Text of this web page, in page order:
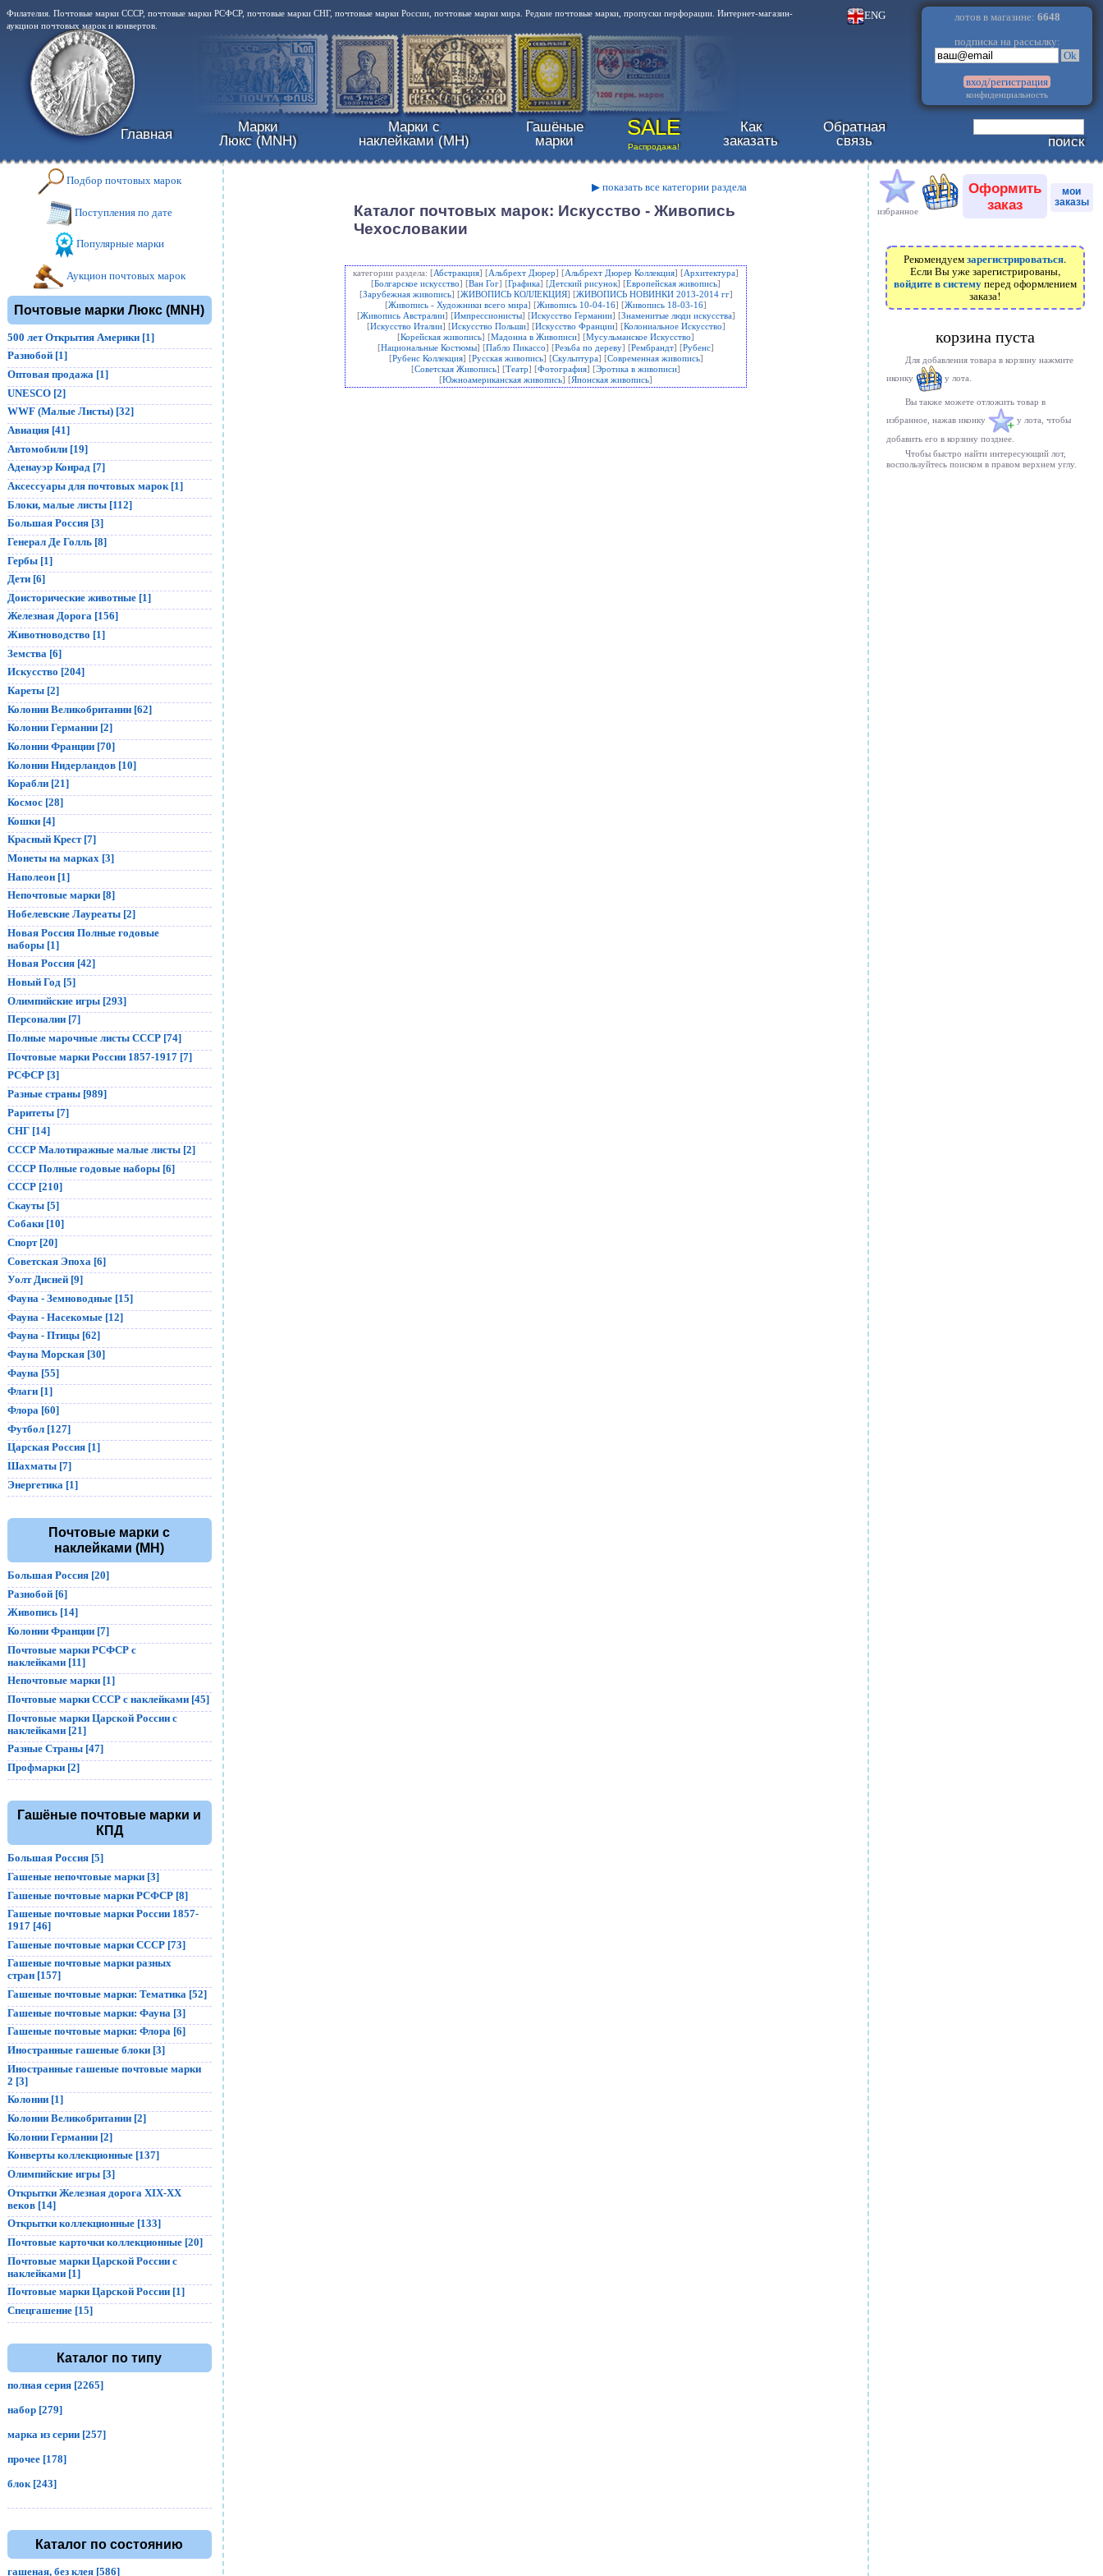
Филателия. Почтовые марки СССР, почтовые марки РСФСР, почтовые марки СНГ, почтовые марки России, почтовые марки мира. Редкие почтовые марки, пропуски перфорации. Интернет-магазин-
аукцион почтовых марок и конвертов.
ENG лотов в магазине: 6648
подписка на рассылку:
Ok
вход/регистрация
конфиденциальность
.
Главная
Марки
Люкс (MNH)
Марки с
наклейками (MH)
Гашёные
марки
SALE
Распродажа!
Как
заказать
Обратная
связь
поиск
Подбор почтовых марок
Поступления по дате
Популярные марки
Аукцион почтовых марок
Почтовые марки Люкс (MNH)
500 лет Открытия Америки [1]
Разнобой [1]
Оптовая продажа [1]
UNESCO [2]
WWF (Малые Листы) [32]
Авиация [41]
Автомобили [19]
Аденауэр Конрад [7]
Аксессуары для почтовых марок [1]
Блоки, малые листы [112]
Большая Россия [3]
Генерал Де Голль [8]
Гербы [1]
Дети [6]
Доисторические животные [1]
Железная Дорога [156]
Животноводство [1]
Земства [6]
Искусство [204]
Кареты [2]
Колонии Великобритании [62]
Колонии Германии [2]
Колонии Франции [70]
Колонии Нидерландов [10]
Корабли [21]
Космос [28]
Кошки [4]
Красный Крест [7]
Монеты на марках [3]
Наполеон [1]
Непочтовые марки [8]
Нобелевские Лауреаты [2]
Новая Россия Полные годовые
наборы [1]
Новая Россия [42]
Новый Год [5]
Олимпийские игры [293]
Персоналии [7]
Полные марочные листы СССР [74]
Почтовые марки России 1857-1917 [7]
РСФСР [3]
Разные страны [989]
Раритеты [7]
СНГ [14]
СССР Малотиражные малые листы [2]
СССР Полные годовые наборы [6]
СССР [210]
Скауты [5]
Собаки [10]
Спорт [20]
Советская Эпоха [6]
Уолт Дисней [9]
Фауна - Земноводные [15]
Фауна - Насекомые [12]
Фауна - Птицы [62]
Фауна Морская [30]
Фауна [55]
Флаги [1]
Флора [60]
Футбол [127]
Царская Россия [1]
Шахматы [7]
Энергетика [1]
Почтовые марки с
наклейками (MH)
Большая Россия [20]
Разнобой [6]
Живопись [14]
Колонии Франции [7]
Почтовые марки РСФСР с
наклейками [11]
Непочтовые марки [1]
Почтовые марки СССР с наклейками [45]
Почтовые марки Царской России с
наклейками [21]
Разные Страны [47]
Профмарки [2]
Гашёные почтовые марки и
КПД
Большая Россия [5]
Гашеные непочтовые марки [3]
Гашеные почтовые марки РСФСР [8]
Гашеные почтовые марки России 1857-
1917 [46]
Гашеные почтовые марки СССР [73]
Гашеные почтовые марки разных
стран [157]
Гашеные почтовые марки: Тематика [52]
Гашеные почтовые марки: Фауна [3]
Гашеные почтовые марки: Флора [6]
Иностранные гашеные блоки [3]
Иностранные гашеные почтовые марки
2 [3]
Колонии [1]
Колонии Великобритании [2]
Колонии Германии [2]
Конверты коллекционные [137]
Олимпийские игры [3]
Открытки Железная дорога XIX-XX
веков [14]
Открытки коллекционные [133]
Почтовые карточки коллекционные [20]
Почтовые марки Царской России с
наклейками [1]
Почтовые марки Царской России [1]
Спецгашение [15]
Каталог по типу
полная серия [2265]
набор [279]
марка из серии [257]
прочее [178]
блок [243]
Каталог по состоянию
гашеная, без клея [586]
▶ показать все категории раздела
Каталог почтовых марок: Искусство - Живопись
Чехословакии
категории раздела: [Абстракция] [Альбрехт Дюрер] [Альбрехт Дюрер Коллекция] [Архитектура]
[Болгарское искусство] [Ван Гог] [Графика] [Детский рисунок] [Европейская живопись]
[Зарубежная живопись] [ЖИВОПИСЬ КОЛЛЕКЦИЯ] [ЖИВОПИСЬ НОВИНКИ 2013-2014 гг]
[Живопись - Художники всего мира] [Живопись 10-04-16] [Живопись 18-03-16]
[Живопись Австралии] [Импрессионисты] [Искусство Германии] [Знаменитые люди искусства]
[Искусство Италии] [Искусство Польши] [Искусство Франции] [Колониальное Искусство]
[Корейская живопись] [Мадонна в Живописи] [Мусульманское Искусство]
[Национальные Костюмы] [Пабло Пикассо] [Резьба по дереву] [Рембрандт] [Рубенс]
[Рубенс Коллекция] [Русская живопись] [Скульптура] [Современная живопись]
[Советская Живопись] [Театр] [Фотография] [Эротика в живописи]
[Южноамериканская живопись] [Японская живопись]
избранное
Оформить
заказ
мои
заказы
Рекомендуемзарегистрироваться.
Если Вы уже зарегистрированы,
войдите в системуперед оформлением
заказа!